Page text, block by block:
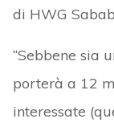
di HWG
“Sebbene sia
porterà a 12
interessate